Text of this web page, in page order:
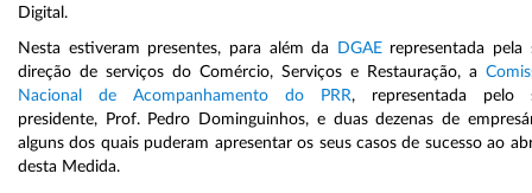
Digital.
Nesta estiveram presentes, para além da DGAErepresentada pela
direção de serviços do Comércio, Serviços e Restauração, a
Nacional de Acompanhamento do PRR, representada pelo
presidente, Prof. Pedro Dominguinhos, e duas dezenas de
alguns dos quais puderam apresentar os seus casos de sucesso ao
desta Medida.